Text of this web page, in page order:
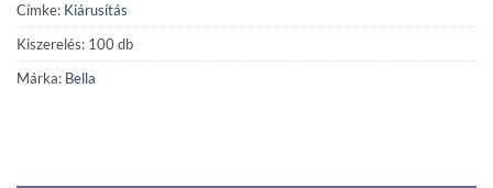
Címke: Kiárusítás
Kiszerelés: 100 db
Márka: Bella